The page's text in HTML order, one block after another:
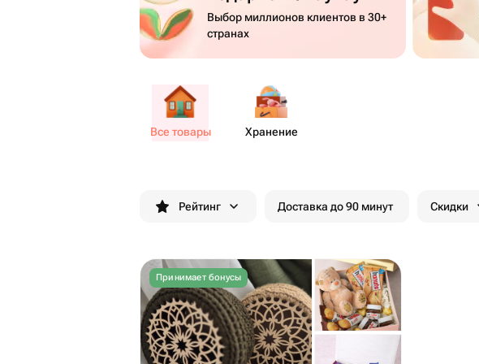
Выбор миллионов клиентов в 30+
странах
Все товары Хранение
Рейтинг Доставка до 90 минут Скидки
Принимает бонусы